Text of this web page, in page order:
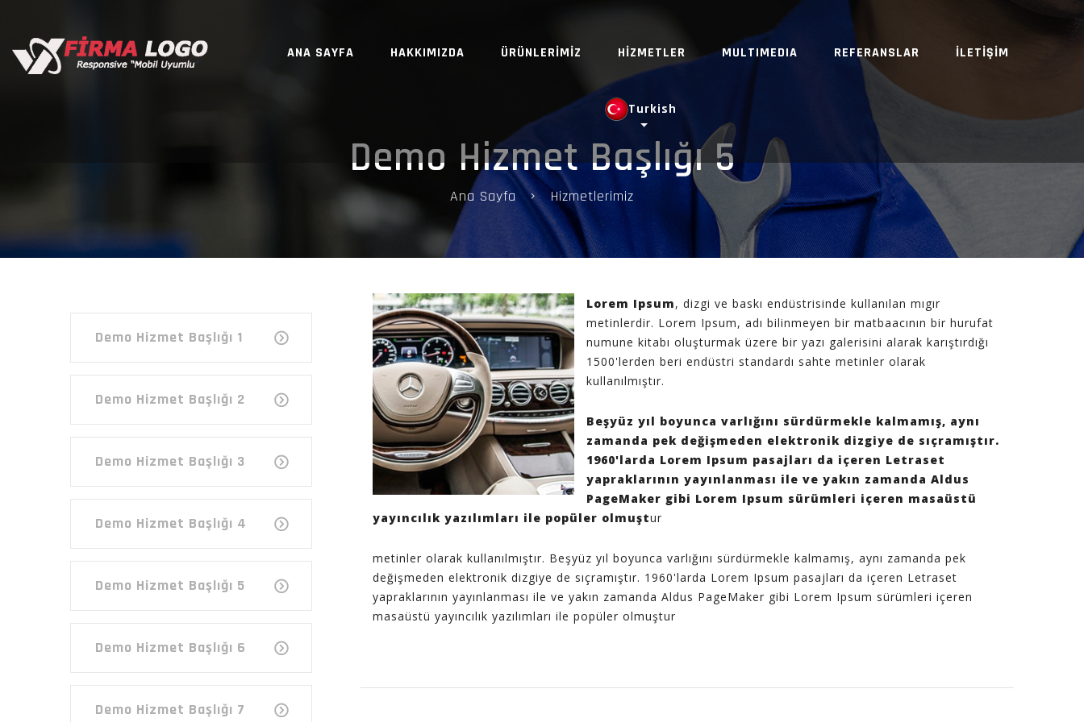
ANA SAYFA HAKKIMIZDA ÜRÜNLERİMİZ HİZMETLER MULTIMEDIA REFERANSLAR İLETİŞİM
Turkish
Demo Hizmet Başlığı 5
Ana Sayfa Hizmetlerimiz
Demo Hizmet Başlığı 1
Demo Hizmet Başlığı 2
Demo Hizmet Başlığı 3
Demo Hizmet Başlığı 4
Demo Hizmet Başlığı 5
Demo Hizmet Başlığı 6
Demo Hizmet Başlığı 7
Lorem Ipsum, dizgi ve baskı endüstrisinde kullanılan mıgır
metinlerdir. Lorem Ipsum, adı bilinmeyen bir matbaacının bir hurufat
numune kitabı oluşturmak üzere bir yazı galerisini alarak karıştırdığı
1500'lerden beri endüstri standardı sahte metinler olarak
kullanılmıştır.
Beşyüz yıl boyunca varlığını sürdürmekle kalmamış, aynı
zamanda pek değişmeden elektronik dizgiye de sıçramıştır.
1960'larda Lorem Ipsum pasajları da içeren Letraset
yapraklarının yayınlanması ile ve yakın zamanda Aldus
PageMaker gibi Lorem Ipsum sürümleri içeren masaüstü
yayıncılık yazılımları ile popüler olmuştur
metinler olarak kullanılmıştır. Beşyüz yıl boyunca varlığını sürdürmekle kalmamış, aynı zamanda pek
değişmeden elektronik dizgiye de sıçramıştır. 1960'larda Lorem Ipsum pasajları da içeren Letraset
yapraklarının yayınlanması ile ve yakın zamanda Aldus PageMaker gibi Lorem Ipsum sürümleri içeren
masaüstü yayıncılık yazılımları ile popüler olmuştur